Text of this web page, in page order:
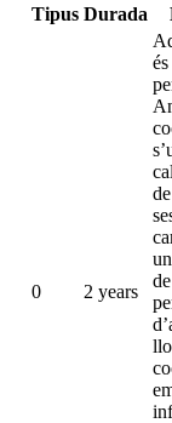
Tipus Durada
0 2 years